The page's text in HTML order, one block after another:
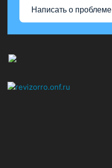
Написать о проблеме